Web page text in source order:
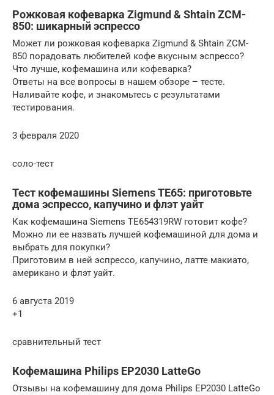
Рожковая кофеварка Zigmund & Shtain ZCM-
850: шикарный эспрессо
Может ли рожковая кофеварка Zigmund & Shtain ZCM-
850 порадовать любителей кофе вкусным эспрессо?
Что лучше, кофемашина или кофеварка?
Ответы на все вопросы в нашем обзоре – тесте.
Наливайте кофе, и знакомьтесь с результатами
тестирования.
3 февраля 2020
соло-тест
Тест кофемашины Siemens ТЕ65: приготовьте
дома эспрессо, капучино и флэт уайт
Как кофемашина Siemens ТЕ654319RW готовит кофе?
Можно ли ее назвать лучшей кофемашиной для дома и
выбрать для покупки?
Приготовим в ней эспрессо, капучино, латте макиато,
американо и флэт уайт.
6 августа 2019
+1
сравнительный тест
Кофемашина Philips EP2030 LatteGo
Отзывы на кофемашину для дома Philips EP2030 LatteGo